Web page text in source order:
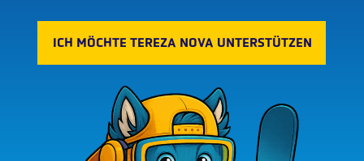
ICH MÖCHTE TEREZA NOVA UNTERSTÜTZEN